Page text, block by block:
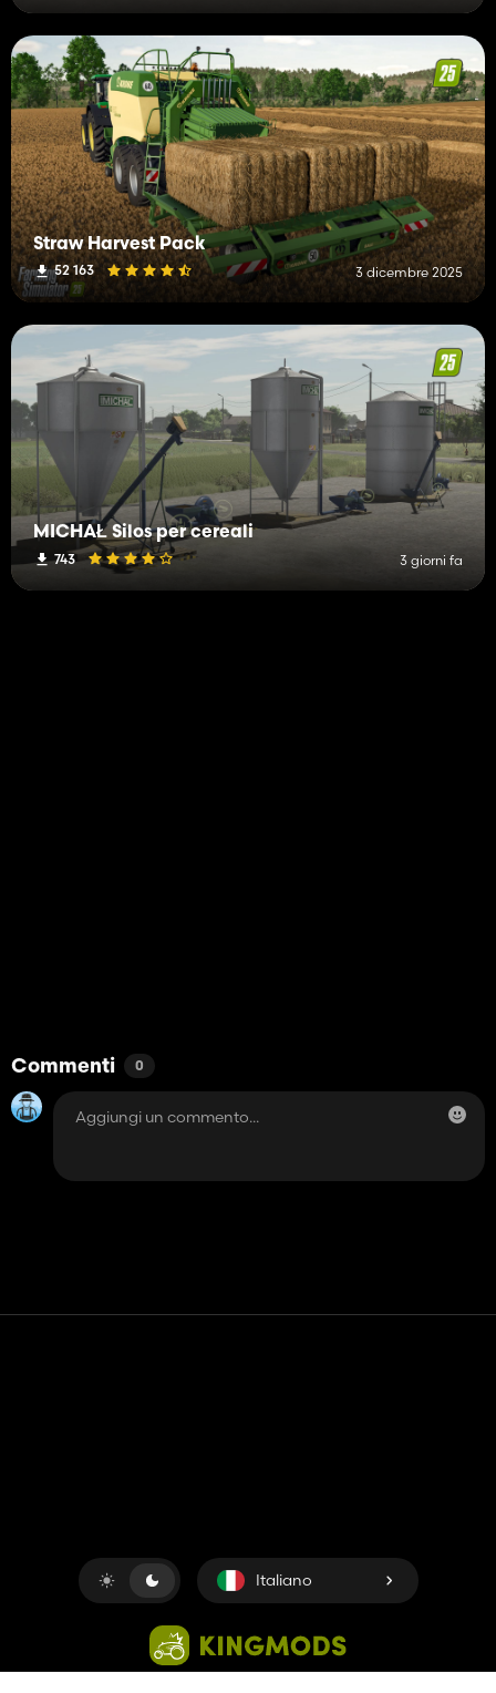
Straw Harvest Pack
52 163 3 dicembre 2025
MICHAŁ Silos per cereali
743 3 giorni fa
Commenti 0
Italiano